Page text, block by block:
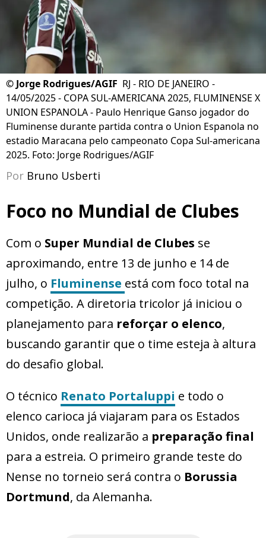
©Jorge Rodrigues/AGIF RJ - RIO DE JANEIRO -
14/05/2025 - COPA SUL-AMERICANA 2025, FLUMINENSE X
UNION ESPANOLA - Paulo Henrique Ganso jogador do
Fluminense durante partida contra o Union Espanola no
estadio Maracana pelo campeonato Copa Sul-americana
2025. Foto: Jorge Rodrigues/AGIF
Por Bruno Usberti
Foco no Mundial de Clubes
Com o Super Mundial de Clubes se
aproximando, entre 13 de junho e 14 de
julho, o Fluminense está com foco total na
competição. A diretoria tricolor já iniciou o
planejamento para reforçar o elenco,
buscando garantir que o time esteja à altura
do desafio global.
O técnico Renato Portaluppi e todo o
elenco carioca já viajaram para os Estados
Unidos, onde realizarão a preparação final
para a estreia. O primeiro grande teste do
Nense no torneio será contra o Borussia
Dortmund, da Alemanha.